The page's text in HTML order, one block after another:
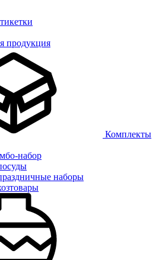
продукция
Комплекты
набор
наборы